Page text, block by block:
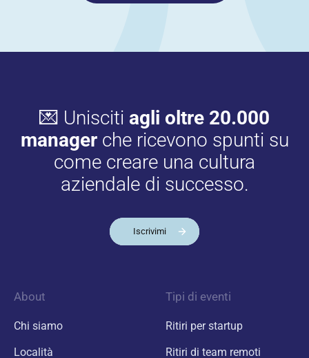
💌 Unisciti agli oltre 20.000
managerche ricevono spunti su
come creare una cultura
aziendale di successo.
Iscrivimi
About
Chi siamo
Località
Tipi di eventi
Ritiri per startup
Ritiri di team remoti